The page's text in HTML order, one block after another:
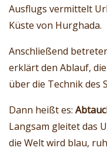
Ausflugs vermittelt
Küste von Hurghada.
Anschließend
erklärt den Ablauf,
über die Technik des
Dann heißt es:
Langsam gleitet das
die Welt wird blau,